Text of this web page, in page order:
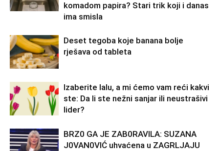
komadom papira? Stari trik koji i danas
ima smisla
Deset tegoba koje banana bolje
rješava od tableta
Izaberite lalu, a mi ćemo vam reći kakvi
ste: Da li ste nežni sanjar ili neustrašivi
lider?
BRZ0 GA JE ZAB0RAVlLA: SUZANA
J0VAN0VIĆ uhvaćena u ZAGRLJAJU